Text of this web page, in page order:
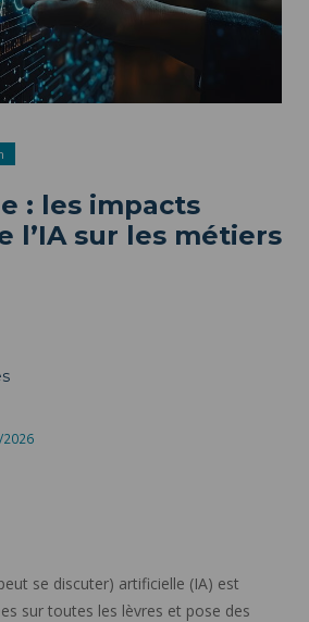
: les impacts
l’IA sur les métiers
2026
se discuter) artificielle (IA) est
sur toutes les lèvres et pose des